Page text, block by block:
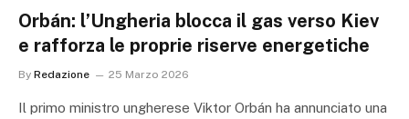
Orbán: l’Ungheria blocca il gas verso Kiev
e rafforza le proprie riserve energetiche
By Redazione 25 Marzo 2026
Il primo ministro ungherese Viktor Orbán ha annunciato una